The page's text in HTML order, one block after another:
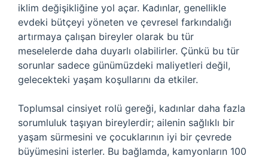
iklim değişikliğine yol açar. Kadınlar, genellikle
evdeki bütçeyi yöneten ve çevresel farkındalığı
artırmaya çalışan bireyler olarak bu tür
meselelerde daha duyarlı olabilirler. Çünkü bu tür
sorunlar sadece günümüzdeki maliyetleri değil,
gelecekteki yaşam koşullarını da etkiler.
Toplumsal cinsiyet rolü gereği, kadınlar daha fazla
sorumluluk taşıyan bireylerdir; ailenin sağlıklı bir
yaşam sürmesini ve çocuklarının iyi bir çevrede
büyümesini isterler. Bu bağlamda, kamyonların 100